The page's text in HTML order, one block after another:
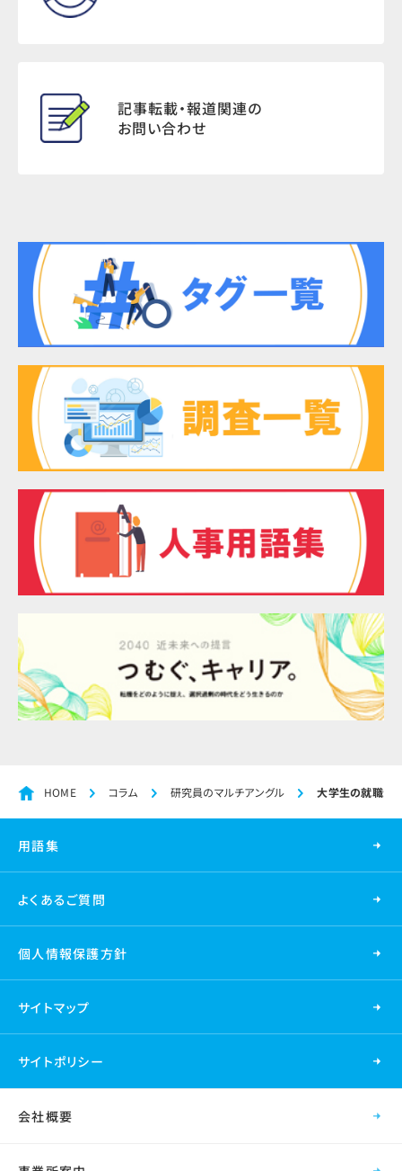
記事転載・報道関連の
お問い合わせ
HOME コラム 研究員のマルチアングル 大学生の就職活
用語集
よくあるご質問
個人情報保護方針
サイトマップ
サイトポリシー
会社概要